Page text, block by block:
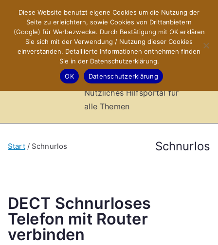
springen
X-Sites.de
–
Hilfsportal
Nützliches Hilfsportal für
alle Themen
Schnurlos
Start Schnurlos
DECT Schnurloses
Telefon mit Router
verbinden
Diese Website benutzt eigene Cookies um die Nutzung der
Seite zu erleichtern, sowie Cookies von Drittanbietern
(Google) für Werbezwecke. Durch Bestätigung mit OK erklären
Sie sich mit der Verwendung / Nutzung dieser Cookies
einverstanden. Detaillierte Informationen entnehmen finden
Sie in der Datenschutzerklärung.
OK
Datenschutzerklärung